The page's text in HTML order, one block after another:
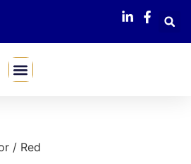
/ Red